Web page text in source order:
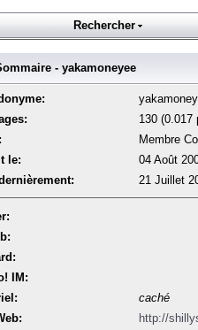
Rechercher
- yakamoneyee
130 (0.017
Membre
le:
04 Août
21 Juillet
IM:
caché
http://